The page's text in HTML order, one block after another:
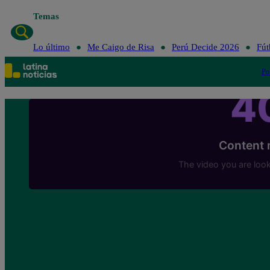
Temas
Lo último Me Caigo de Risa Perú Decide 2026